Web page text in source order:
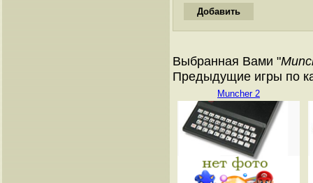
Выбранная Вами "
Предыдущие игры по
Muncher 2